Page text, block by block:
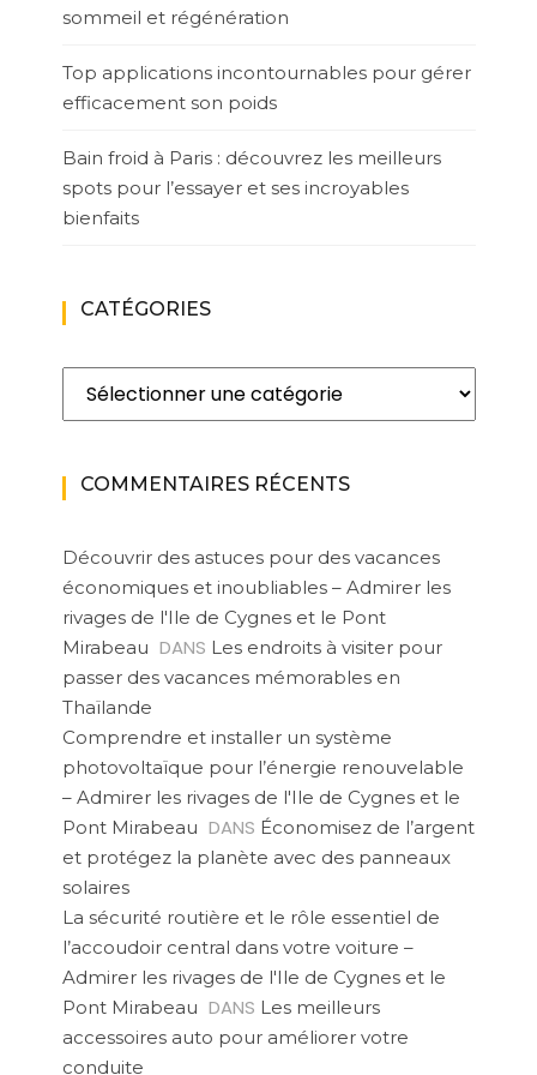
sommeil et régénération
Top applications incontournables pour gérer
efficacement son poids
Bain froid à Paris : découvrez les meilleurs
spots pour l’essayer et ses incroyables
bienfaits
CATÉGORIES
Catégories
COMMENTAIRES RÉCENTS
Découvrir des astuces pour des vacances
économiques et inoubliables – Admirer les
rivages de l'Ile de Cygnes et le Pont
Mirabeau DANS Les endroits à visiter pour
passer des vacances mémorables en
Thaïlande
Comprendre et installer un système
photovoltaïque pour l’énergie renouvelable
– Admirer les rivages de l'Ile de Cygnes et le
Pont Mirabeau DANS Économisez de l’argent
et protégez la planète avec des panneaux
solaires
La sécurité routière et le rôle essentiel de
l’accoudoir central dans votre voiture –
Admirer les rivages de l'Ile de Cygnes et le
Pont Mirabeau DANS Les meilleurs
accessoires auto pour améliorer votre
conduite